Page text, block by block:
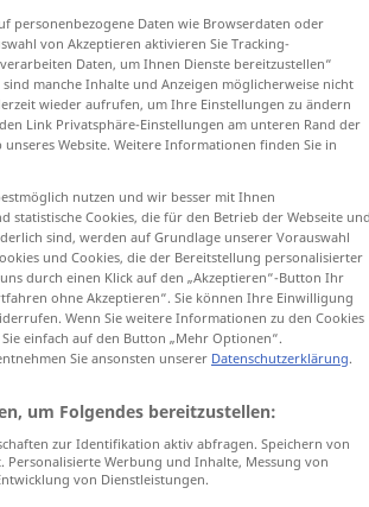
voll nehmen
Mund!
personenbezogene Daten wie Browserdaten oder
von Akzeptieren aktivieren Sie Tracking-
Daten, um Ihnen Dienste bereitzustellen“
manche Inhalte und Anzeigen möglicherweise nicht
wieder aufrufen, um Ihre Einstellungen zu ändern
Link Privatsphäre-Einstellungen am unteren Rand der
Website. Weitere Informationen finden Sie in
nutzen und wir besser mit Ihnen
Cookies, die für den Betrieb der Webseite und
sind, werden auf Grundlage unserer Vorauswahl
und Cookies, die der Bereitstellung personalisierter
durch einen Klick auf den „Akzeptieren“-Button Ihr
ohne Akzeptieren“. Sie können Ihre Einwilligung
Wenn Sie weitere Informationen zu den Cookies
einfach auf den Button „Mehr Optionen“.
Sie ansonsten unserer Datenschutzerklärung.
um Folgendes bereitzustellen:
zur Identifikation aktiv abfragen. Speichern von
Werbung und Inhalte, Messung von
von Dienstleistungen.